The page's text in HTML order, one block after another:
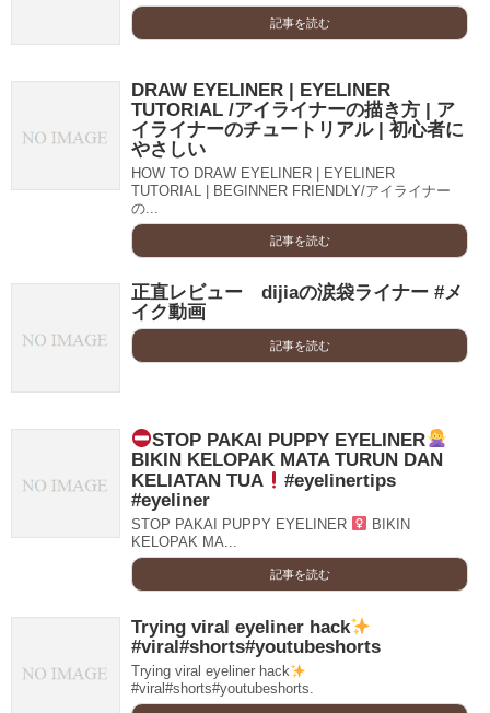
記事を読む
DRAW EYELINER | EYELINER
TUTORIAL /アイライナーの描き方 | ア
イライナーのチュートリアル | 初心者に
やさしい
HOW TO DRAW EYELINER | EYELINER
TUTORIAL | BEGINNER FRIENDLY/アイライナー
の...
記事を読む
正直レビュー dijiaの涙袋ライナー #メ
イク動画
記事を読む
STOP PAKAI PUPPY EYELINER
BIKIN KELOPAK MATA TURUN DAN
KELIATAN TUA
#eyelinertips
#eyeliner
STOP PAKAI PUPPY EYELINER ‍
BIKIN
KELOPAK MA...
記事を読む
Trying viral eyeliner hack
#viral#shorts#youtubeshorts
Trying viral eyeliner hack
#viral#shorts#youtubeshorts.